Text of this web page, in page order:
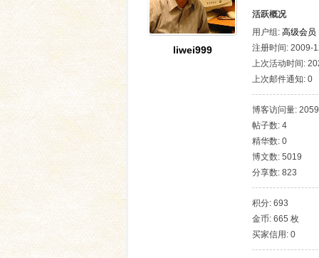
liwei999
活跃概况
用户组: 高级会员
注册时间: 2009-
上次活动时间:
上次邮件通知: 0
博客访问量:
帖子数: 4
精华数: 0
博文数: 5019
分享数: 823
积分: 693
金币: 665 枚
买家信用: 0